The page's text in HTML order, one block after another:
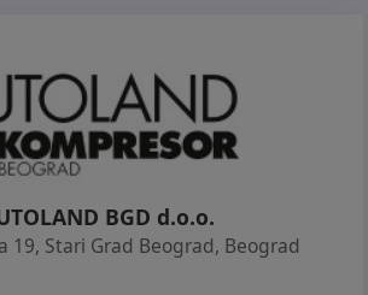
BGD d.o.o.
19, Stari Grad Beograd, Beograd